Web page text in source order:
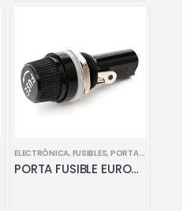
ELECTRÓNICA, FUSIBLES, PORTA FUSIBLES
PORTA FUSIBLE EUROPEO CHASSIS 5x20